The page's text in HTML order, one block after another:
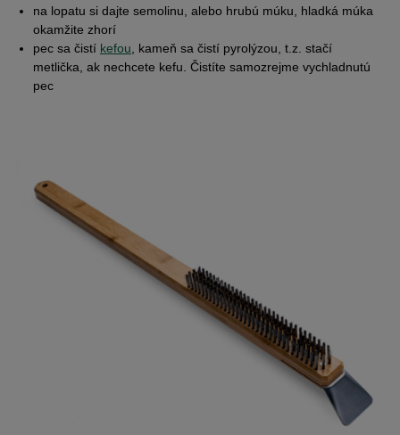
na lopatu si dajte semolinu, alebo hrubú múku, hladká múka
okamžite zhorí
pec sa čistí kefou, kameň sa čistí pyrolýzou, t.z. stačí
metlička, ak nechcete kefu. Čistíte samozrejme vychladnutú
pec